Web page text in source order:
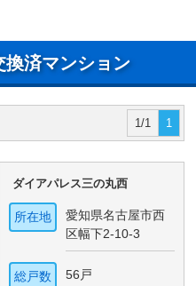
換済マンション
1/1 1
ダイアパレス三の丸西
所在地
愛知県名古屋市西
区幅下2-10-3
総戸数 56戸